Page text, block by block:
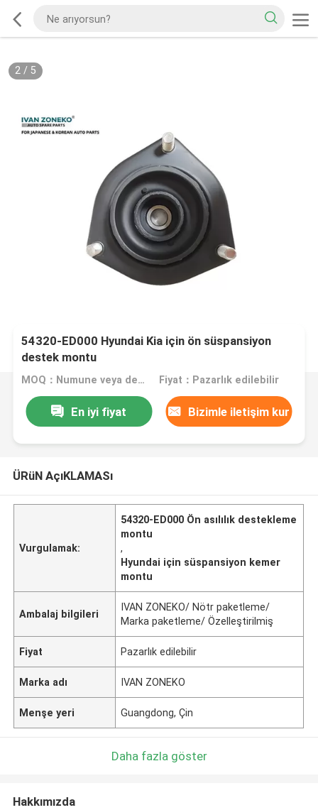
2/ 5
54320-ED000 Hyundai Kia için ön süspansiyon
destek montu
MOQ：Numune veya deneme siparişi kabul edilir Fiyat：Pazarlık edilebilir
En iyi fiyat Bizimle iletişim kur
ÜRüN AçıKLAMASı
Vurgulamak:
54320-ED000 Ön asılılık destekleme
montu
,
Hyundai için süspansiyon kemer
montu
Ambalaj bilgileri
IVAN ZONEKO/ Nötr paketleme/
Marka paketleme/ Özelleştirilmiş
Fiyat Pazarlık edilebilir
Marka adı IVAN ZONEKO
Menşe yeri Guangdong, Çin
Daha fazla göster
Hakkımızda